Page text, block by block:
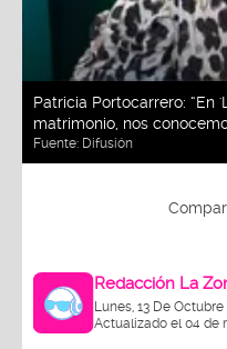
Patricia Portocarrero: “En
matrimonio, nos
Fuente: Difusión
Redacción La
Lunes, 13 De Octubre
Actualizado el 04 de